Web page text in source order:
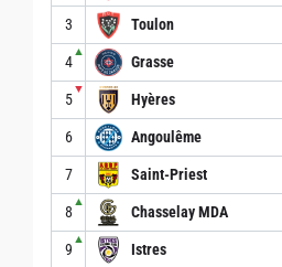
3 Toulon
4
▲
Grasse
5
▼
Hyères
6 Angoulême
7 Saint-Priest
8
▲
Chasselay MDA
9
▲
Istres